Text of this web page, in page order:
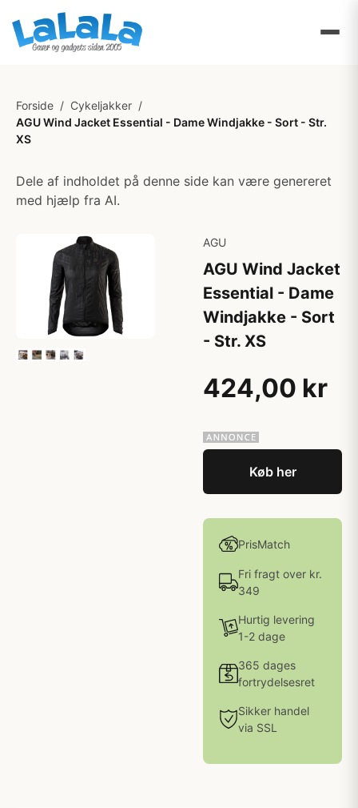
Forside / Cykeljakker /
AGU Wind Jacket Essential - Dame Windjakke - Sort - Str.
XS
Dele af indholdet på denne side kan være genereret
med hjælp fra AI.
AGU
AGU Wind Jacket
Essential - Dame
Windjakke - Sort
- Str. XS
424,00 kr
Køb her
PrisMatch
Fri fragt over kr.
349
Hurtig levering
1-2 dage
365 dages
fortrydelsesret
Sikker handel
via SSL